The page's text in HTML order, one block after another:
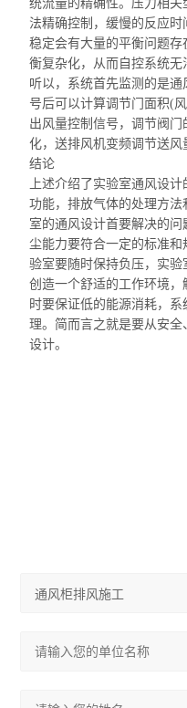
统流量的精确性。压力相
法精确控制，缓慢的反应时
稳定会有大量的平衡问题
衡复杂化，从而自控系统无
听以，系统首先监测的是
号后可以计算调节门面积(
出风量控制信号，调节阀
化，送排风机变频调节送风
结论
上述介绍了实验室通风设
功能，排放气体的处理方
室的通风设计首要解决的
尘能力要符合一定的标准
验室要随时保持负压，实
创造一个舒适的工作环境
时要保证低的能源消耗，
理。简而言之就是要从安
设计。